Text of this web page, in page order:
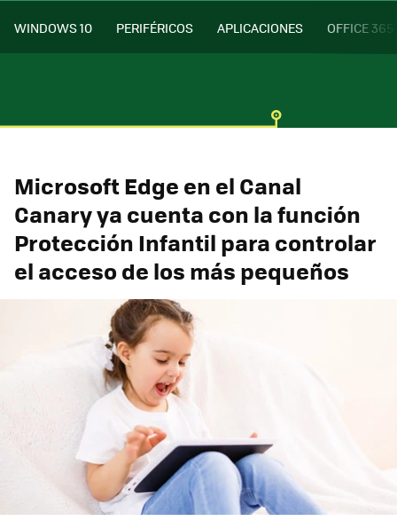
WINDOWS 10 PERIFÉRICOS APLICACIONES OFFICE 365
Microsoft Edge en el Canal
Canary ya cuenta con la función
Protección Infantil para controlar
el acceso de los más pequeños